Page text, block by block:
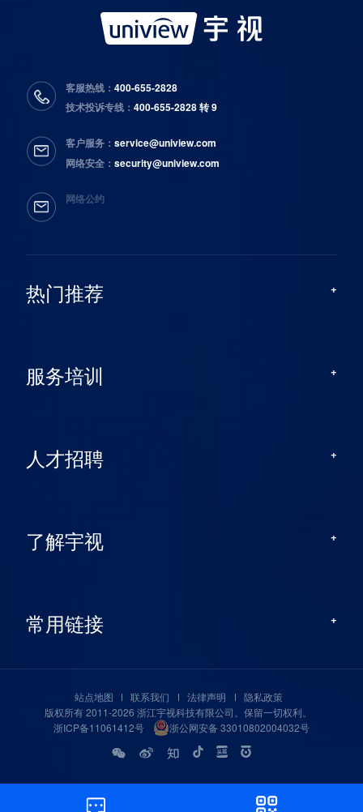
热门推荐
服务培训
人才招聘
了解宇视
常用链接
客服热线：400-655-2828
技术投诉专线：400-655-2828 转 9
客户服务：service@uniview.com
网络安全：security@uniview.com
网络公约
站点地图 联系我们 法律声明
隐私政策
版权所有 2011-2026 浙江宇视科技有限公司。保留一切权利。
浙ICP备11061412号
浙公网安备 33010802004032号